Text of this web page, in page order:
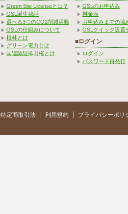
Green Site Licenseとは？
GSL誕生秘話
選べる3つのCO2削減活動
GSLの仕組みについて
植林とは
グリーン電力とは
国連認証排出権とは
GSLのお申込み
料金表
お申込みまでの流
GSLクイック設置
■ログイン
ログイン
パスワード再発行
特定商取引法 利用規約 プライバシーポリ